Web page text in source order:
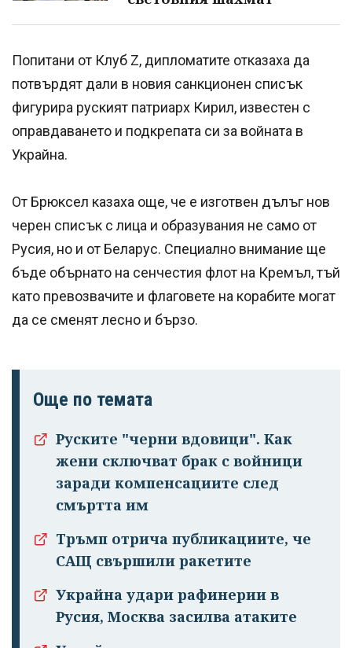
Успешно
излязохте от
профила си!
Попитани от Клуб Z, дипломатите отказаха да
потвърдят дали в новия санкционен списък
фигурира руският патриарх Кирил, известен с
оправдаването и подкрепата си за войната в
Украйна.
От Брюксел казаха още, че е изготвен дълъг нов
черен списък с лица и образувания не само от
Русия, но и от Беларус. Специално внимание ще
бъде обърнато на сенчестия флот на Кремъл, тъй
като превозвачите и флаговете на корабите могат
да се сменят лесно и бързо.
Още по темата
Руските "черни вдовици". Как
жени сключват брак с войници
заради компенсациите след
смъртта им
Тръмп отрича публикациите, че
САЩ свършили ракетите
Украйна удари рафинерии в
Русия, Москва засилва атаките